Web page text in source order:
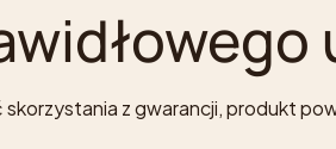
z gwarancji, produkt